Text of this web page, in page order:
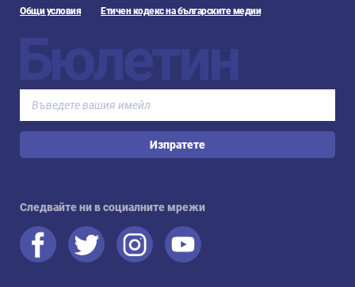
Общи условия Етичен кодекс на българските медии
Бюлетин
Изпратете
Следвайте ни в социалните мрежи